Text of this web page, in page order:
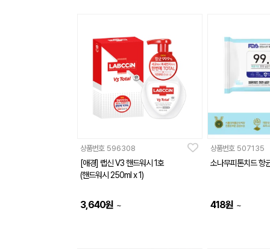
상품번호 596308
[애경] 랩신 V3 핸드워시 1호
(핸드워시 250ml x 1)
3,640원 ~
상품번호 507135
소나무피톤치드 항
418원 ~